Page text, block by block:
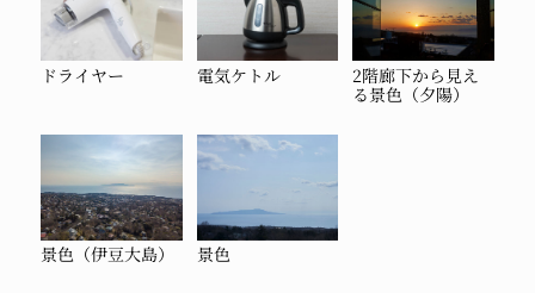
ドライヤー 電気ケトル
2階廊下から見え
る景色（夕陽）
景色（伊豆大島） 景色